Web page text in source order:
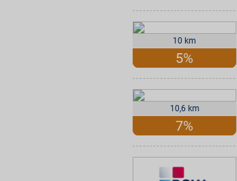
10 km
5%
10,6 km
7%